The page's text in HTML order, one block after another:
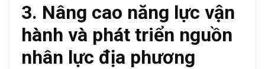
3. Nâng cao năng lực vận
hành và phát triển nguồn
nhân lực địa phương